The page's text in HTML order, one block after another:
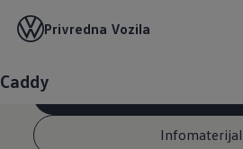
Privredna Vozila
Caddy
Caddy
Infomaterijal